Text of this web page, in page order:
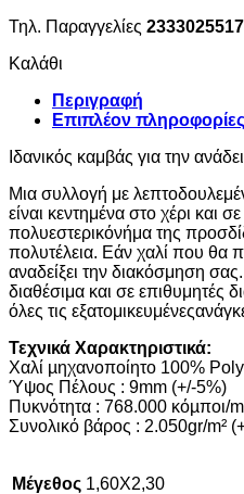
Τηλ. Παραγγελίες 2333025517
Καλάθι
Περιγραφή
Επιπλέον πληροφορίες
Ιδανικός καμβάς για την
Μια συλλογή με
είναι κεντημένα στο χέρι και
πολυεστερικόνήμα της
πολυτέλεια. Εάν χαλί που θα
αναδείξει την διακόσμηση
διαθέσιμα και σε επιθυμητές
όλες τις
Τεχνικά Χαρακτηριστικά:
Χαλί µηχανοποίητο 100%
Ύψος Πέλους : 9mm (+/-5%)
Πυκνότητα : 768.000 κόµποι/
Συνολικό βάρος : 2.050gr/m²
Μέγεθος 1,60X2,30